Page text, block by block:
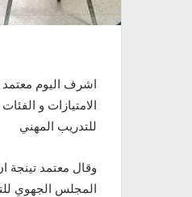
اشرف اليوم
الامتيازات و
للتدريب المهني
وقال معتمد تينجة
المجلس الجهوي